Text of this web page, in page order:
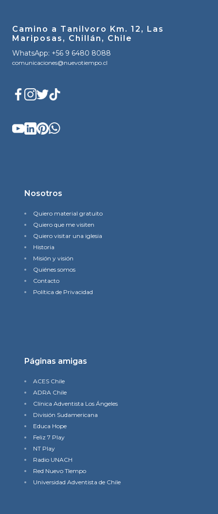
Camino a Tanilvoro Km. 12, Las
Mariposas, Chillán, Chile
WhatsApp: +56 9 6480 8088
comunicaciones@nuevotiempo.cl
Nosotros
Quiero material gratuito
Quiero que me visiten
Quiero visitar una iglesia
Historia
Misión y visión
Quiénes somos
Contacto
Política de Privacidad
Páginas amigas
ACES Chile
ADRA Chile
Clínica Adventista Los Ángeles
División Sudamericana
Educa Hope
Feliz 7 Play
NT Play
Radio UNACH
Red Nuevo TIempo
Universidad Adventista de Chile